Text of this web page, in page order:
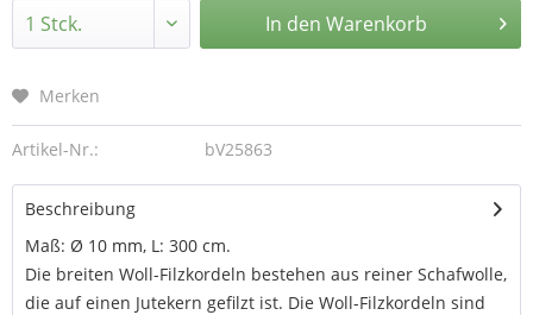
In denWarenkorb
Merken
Artikel-Nr.: bV25863
Beschreibung
Maß: Ø 10 mm, L: 300 cm.
Die breiten Woll-Filzkordeln bestehen aus reiner Schafwolle,
die auf einen Jutekern gefilzt ist. Die Woll-Filzkordeln sind